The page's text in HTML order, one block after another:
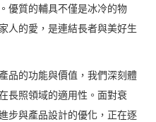
優質的輔具不僅是冰冷的物
人的愛，是連結長者與美好生
品的功能與價值，我們深刻體
長照領域的適用性。面對衰
步與產品設計的優化，正在逐